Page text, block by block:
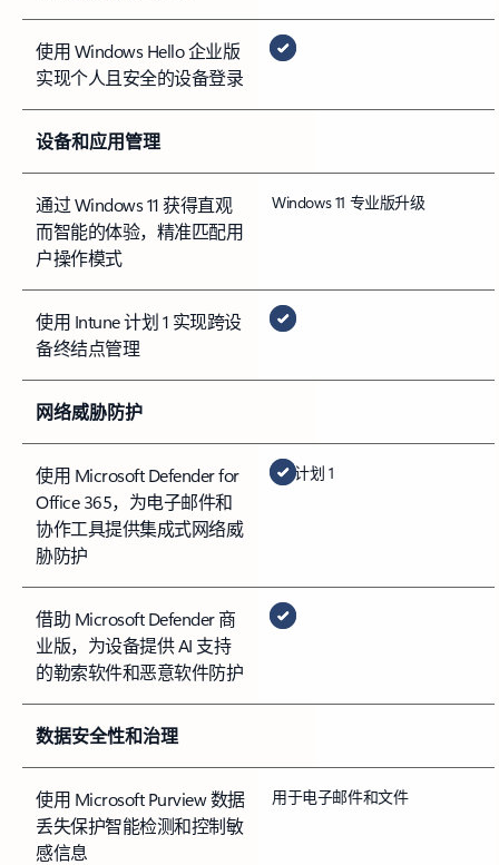
使用 Windows Hello 企业版
实现个人且安全的设备登录
设备和应用管理
通过 Windows 11 获得直观
而智能的体验，精准匹配用
户操作模式
Windows 11 专业版升级
使用 Intune 计划 1 实现跨设
备终结点管理
网络威胁防护
使用 Microsoft Defender for
Office 365，为电子邮件和
协作工具提供集成式网络威
胁防护
计划 1
借助 Microsoft Defender 商
业版，为设备提供 AI 支持
的勒索软件和恶意软件防护
数据安全性和治理
使用 Microsoft Purview 数据
丢失保护智能检测和控制敏
感信息
用于电子邮件和文件